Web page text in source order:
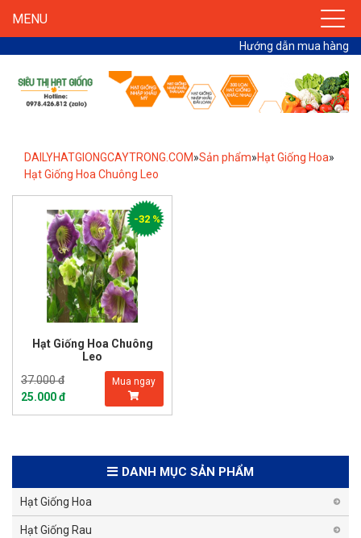
MENU
Hướng dẫn mua hàng
DAILYHATGIONGCAYTRONG.COM»Sản phẩm»Hạt Giống Hoa»
Hạt Giống Hoa Chuông Leo
Hạt Giống Hoa Chuông
Leo
37.000 đ
25.000 đ
Mua ngay
-32 %
DANH MỤC SẢN PHẨM
Hạt Giống Hoa
Hạt Giống Rau